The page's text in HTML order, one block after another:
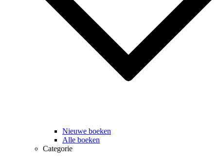
Nieuwe boeken
Alle boeken
Categorie